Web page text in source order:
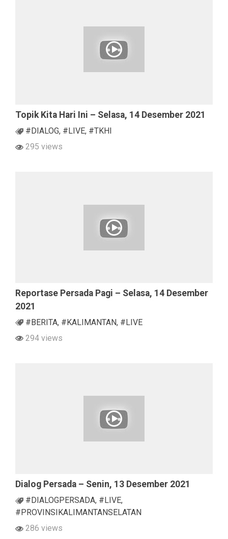
Topik Kita Hari Ini – Selasa, 14 Desember 2021
#DIALOG, #LIVE, #TKHI
295 views
Reportase Persada Pagi – Selasa, 14 Desember
2021
#BERITA, #KALIMANTAN, #LIVE
294 views
Dialog Persada – Senin, 13 Desember 2021
#DIALOGPERSADA, #LIVE,
#PROVINSIKALIMANTANSELATAN
286 views